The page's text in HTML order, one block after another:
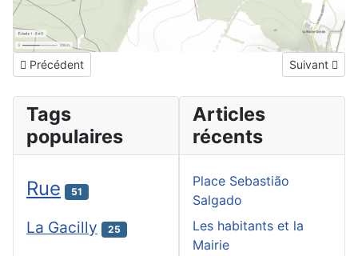
Article précédent : Glouzie (la)
Précédent Article
Suivant
Tags
populaires
Rue 51
La Gacilly 25
Articles
récents
Place Sebastião
Salgado
Les habitants et la
Mairie